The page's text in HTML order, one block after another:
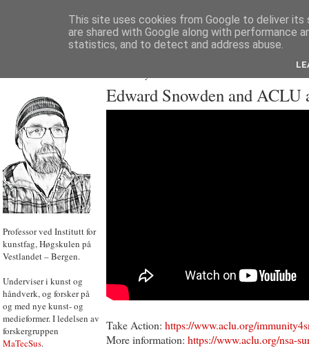
Professor ved Institutt for
kunstfag, Høgskulen på
Vestlandet – Bergen.
Underviser i kunst og
håndverk, og forsker på
og med nye kunst- og
medieformer. I ledelsen av
forskergruppen
MaTecSus.
Edward Snowden and ACLU
Take Action: https://www.aclu.org/
More information: https://www.aclu.org/nsa-
This site uses cookies from Google to deliver its
are shared with Google along with performance
statistics, and to detect and address abuse.